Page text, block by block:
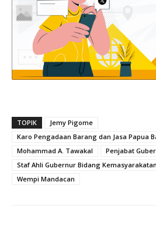
TOPIK
Jemy Pigome
Karo Pengadaan Barang dan Jasa Papua
Mohammad A. Tawakal
Penjabat
Staf Ahli Gubernur Bidang
Wempi Mandacan